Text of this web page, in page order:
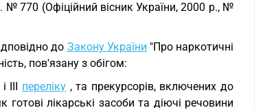
№ 770 (Офіційний вісник України, 2000 р., №
до Закону України "Про наркотичні
пов'язану з обігом:
III переліку , та прекурсорів, включених до
лікарські засоби та діючі речовини